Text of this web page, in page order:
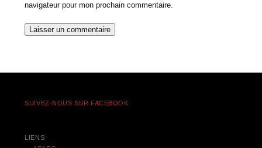
navigateur pour mon prochain commentaire.
SUIVEZ-NOUS SUR FACEBOOK
LIENS